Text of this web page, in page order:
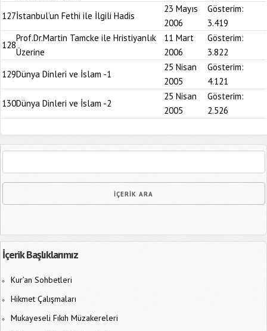
127İstanbul’un Fethi ile İlgili Hadis
23 Mayıs
2006
Gösterim:
3.419
128
Prof.Dr.Martin Tamcke ile Hristiyanlık
Üzerine
11 Mart
2006
Gösterim:
3.822
129Dünya Dinleri ve İslam -1
25 Nisan
2005
Gösterim:
4.121
130Dünya Dinleri ve İslam -2
25 Nisan
2005
Gösterim:
2.526
İçerik Başlıklarımız
Kur’an Sohbetleri
Hikmet Çalışmaları
Mukayeseli Fıkıh Müzakereleri